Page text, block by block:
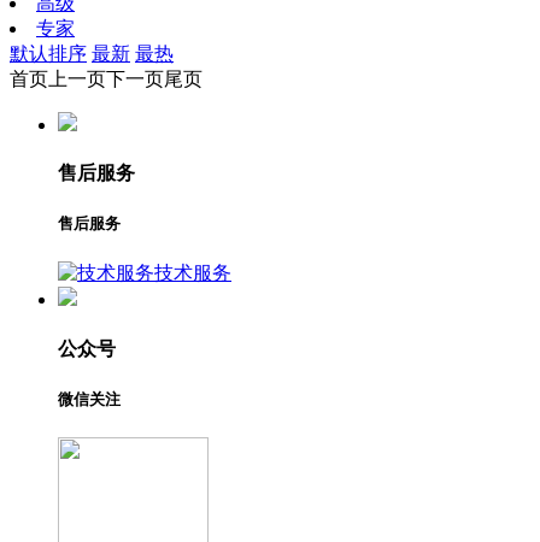
专家
默认排序 最新 最热
首页 上一页下一页尾页
售后服务
售后服务
技术服务
公众号
微信关注